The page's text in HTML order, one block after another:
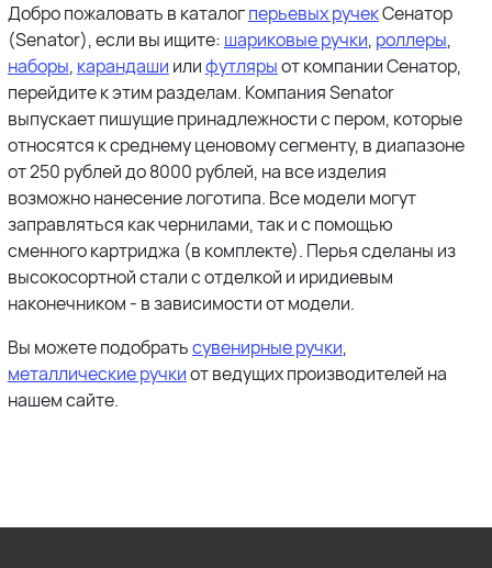
Добро пожаловать в каталогперьевых ручекСенатор
(Senator), если вы ищите: шариковые ручки, роллеры,
наборы, карандаши илифутлярыот компании Сенатор,
перейдите к этим разделам. Компания Senator
выпускает пишущие принадлежности с пером, которые
относятся к среднему ценовому сегменту, в диапазоне
от 250 рублей до 8000 рублей, на все изделия
возможно нанесение логотипа. Все модели могут
заправляться как чернилами, так и с помощью
сменного картриджа (в комплекте). Перья сделаны из
высокосортной стали с отделкой и иридиевым
наконечником - в зависимости от модели.
Вы можете подобратьсувенирные ручки,
металлические ручкиот ведущих производителей на
нашем сайте.